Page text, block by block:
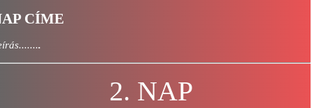
CÍME
.
2. NAP